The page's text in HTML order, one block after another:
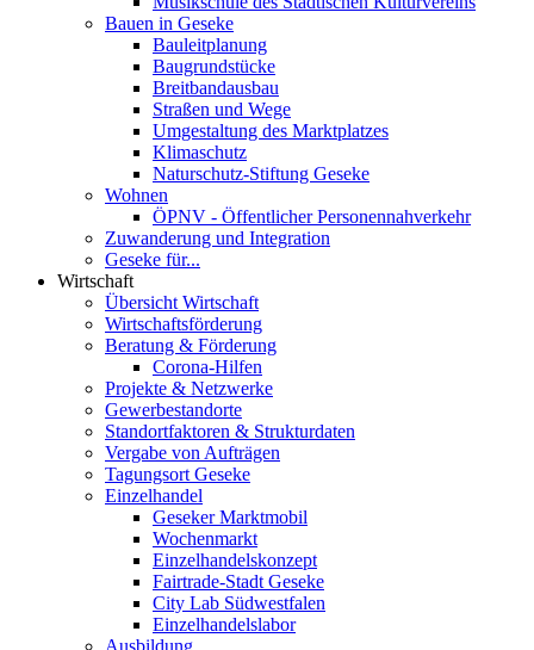
Bauen in Geseke
Bauleitplanung
Baugrundstücke
Breitbandausbau
Straßen und Wege
Umgestaltung des Marktplatzes
Klimaschutz
Naturschutz-Stiftung Geseke
Wohnen
ÖPNV - Öffentlicher Personennahverkehr
Zuwanderung und Integration
Geseke für...
Wirtschaft
Übersicht Wirtschaft
Wirtschaftsförderung
Beratung & Förderung
Corona-Hilfen
Projekte & Netzwerke
Gewerbestandorte
Standortfaktoren & Strukturdaten
Vergabe von Aufträgen
Tagungsort Geseke
Einzelhandel
Geseker Marktmobil
Wochenmarkt
Einzelhandelskonzept
Fairtrade-Stadt Geseke
City Lab Südwestfalen
Einzelhandelslabor